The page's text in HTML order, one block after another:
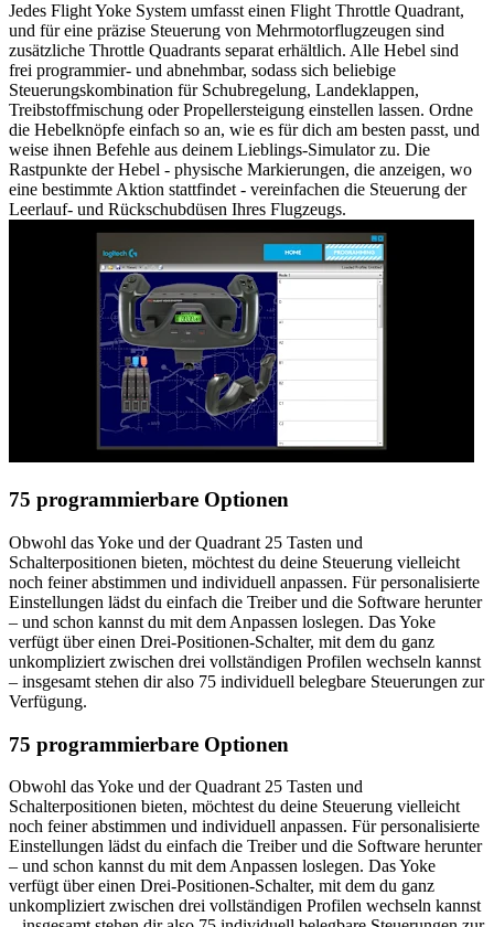
Jedes Flight Yoke System umfasst einen Flight Throttle Quadrant,
und für eine präzise Steuerung von Mehrmotorflugzeugen sind
zusätzliche Throttle Quadrants separat erhältlich. Alle Hebel sind
frei programmier- und abnehmbar, sodass sich beliebige
Steuerungskombination für Schubregelung, Landeklappen,
Treibstoffmischung oder Propellersteigung einstellen lassen. Ordne
die Hebelknöpfe einfach so an, wie es für dich am besten passt, und
weise ihnen Befehle aus deinem Lieblings-Simulator zu. Die
Rastpunkte der Hebel - physische Markierungen, die anzeigen, wo
eine bestimmte Aktion stattfindet - vereinfachen die Steuerung der
Leerlauf- und Rückschubdüsen Ihres Flugzeugs.
75 programmierbare Optionen
Obwohl das Yoke und der Quadrant 25 Tasten und
Schalterpositionen bieten, möchtest du deine Steuerung vielleicht
noch feiner abstimmen und individuell anpassen. Für personalisierte
Einstellungen lädst du einfach die Treiber und die Software herunter
– und schon kannst du mit dem Anpassen loslegen. Das Yoke
verfügt über einen Drei-Positionen-Schalter, mit dem du ganz
unkompliziert zwischen drei vollständigen Profilen wechseln kannst
– insgesamt stehen dir also 75 individuell belegbare Steuerungen zur
Verfügung.
75 programmierbare Optionen
Obwohl das Yoke und der Quadrant 25 Tasten und
Schalterpositionen bieten, möchtest du deine Steuerung vielleicht
noch feiner abstimmen und individuell anpassen. Für personalisierte
Einstellungen lädst du einfach die Treiber und die Software herunter
– und schon kannst du mit dem Anpassen loslegen. Das Yoke
verfügt über einen Drei-Positionen-Schalter, mit dem du ganz
unkompliziert zwischen drei vollständigen Profilen wechseln kannst